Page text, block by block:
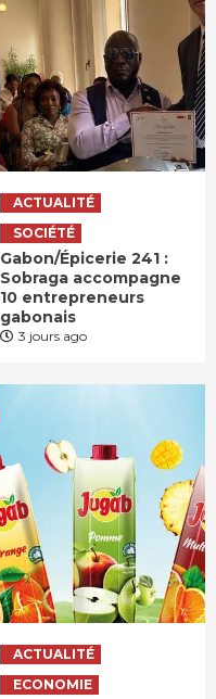
ACTUALITÉ
SOCIÉTÉ
Gabon/Épicerie 241 :
Sobraga accompagne
10 entrepreneurs
gabonais
3 jours ago
ACTUALITÉ
ECONOMIE